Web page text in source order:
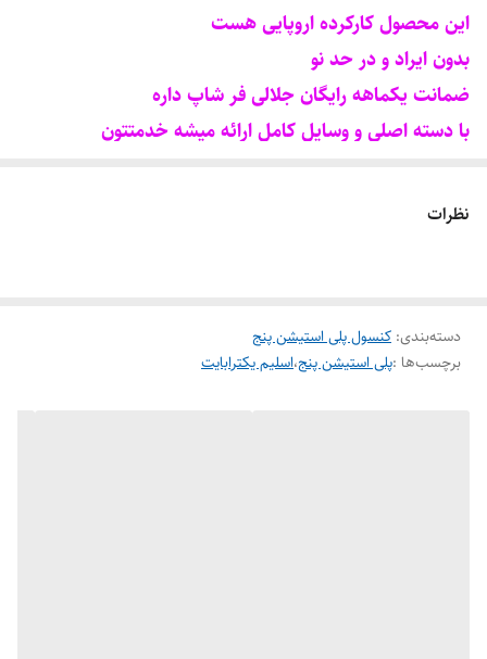
یک عدد دسته اصلی - کابلها
مقدار حافظه داخلی
این محصول کارکرده اروپایی هست
بدون ایراد و در حد نو
ضمانت یکماهه رایگان جلالی فر شاپ داره
با دسته اصلی و وسایل کامل ارائه میشه خدمتتون
نظرات
دسته‌بندی: کنسول پلی استیشن پنج
برچسب‌ها :پلی استیشن پنج،اسلیم یکترابایت